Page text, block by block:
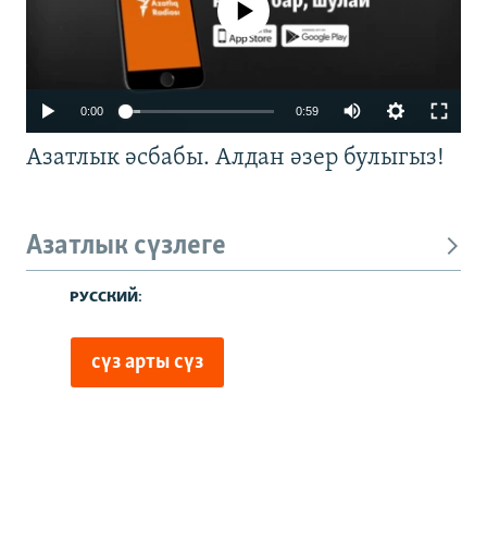
No media source currently available
0:00 0:59
Азатлык әсбабы. Алдан әзер булыгыз!
Азатлык сүзлеге